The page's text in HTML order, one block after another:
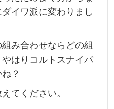
イワ派に変わりまし
み合わせならどの組
はりコルトスナイパ
？
てください。